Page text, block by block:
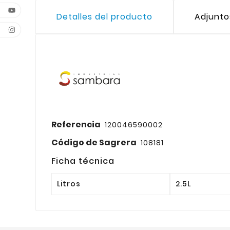
Detalles del producto
Referencia 120046590002
Código de Sagrera 108181
Ficha técnica
Litros 2.5L